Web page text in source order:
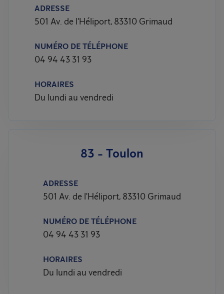
ADRESSE
501 Av. de l'Héliport, 83310 Grimaud
NUMÉRO DE TÉLÉPHONE
04 94 43 31 93
HORAIRES
Du lundi au vendredi
83 - Toulon
ADRESSE
501 Av. de l'Héliport, 83310 Grimaud
NUMÉRO DE TÉLÉPHONE
04 94 43 31 93
HORAIRES
Du lundi au vendredi